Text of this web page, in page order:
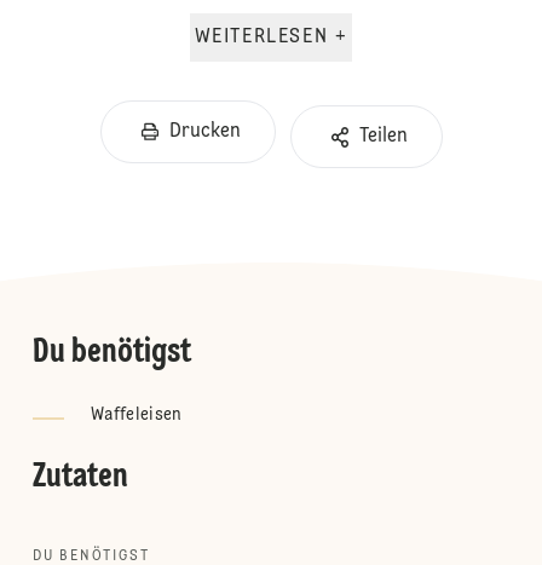
WEITERLESEN +
Drucken Teilen
Du benötigst
Waffeleisen
Zutaten
DU BENÖTIGST